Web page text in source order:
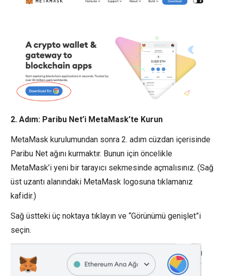
2. Adım: Paribu Net’i MetaMask’te Kurun
MetaMask kurulumundan sonra 2. adım cüzdan içerisinde
Paribu Net ağını kurmaktır. Bunun için öncelikle
MetaMask’i yeni bir tarayıcı sekmesinde açmalısınız. (Sağ
üst uzantı alanındaki MetaMask logosuna tıklamanız
kafidir.)
Sağ üstteki üç noktaya tıklayın ve “Görünümü genişlet”i
seçin.